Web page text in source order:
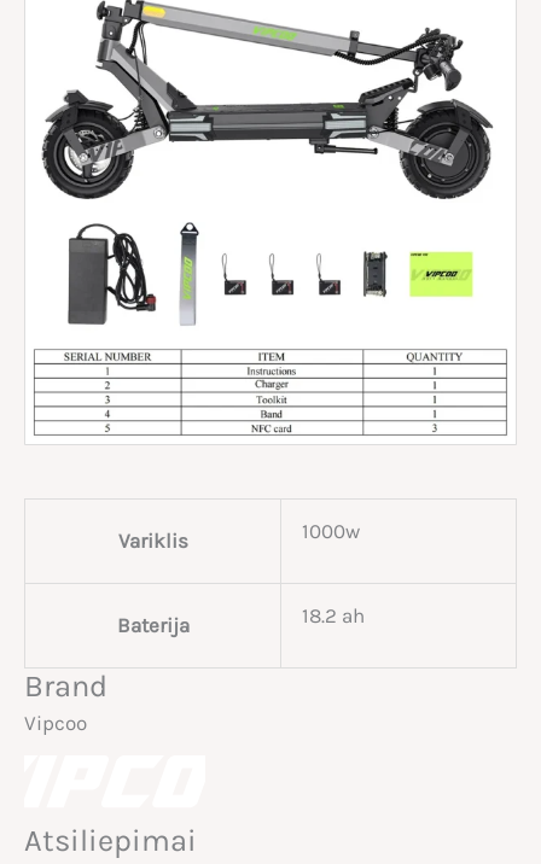
Variklis 1000w
Baterija 18.2 ah
Brand
Vipcoo
Atsiliepimai